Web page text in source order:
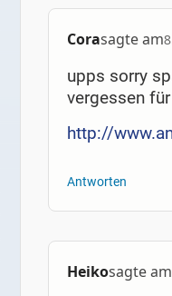
Corasagte am
upps sorry
vergessen
http://
Antworten
Heikosagte am